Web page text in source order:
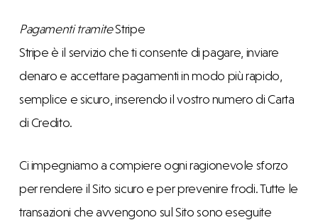
Pagamenti tramiteStripe
Stripe è il servizio che ti consente di pagare, inviare
denaro e accettare pagamenti in modo più rapido,
semplice e sicuro, inserendo il vostro numero di Carta
di Credito.
Ci impegniamo a compiere ogni ragionevole sforzo
per rendere il Sito sicuro e per prevenire frodi. Tutte le
transazioni che avvengono sul Sito sono eseguite